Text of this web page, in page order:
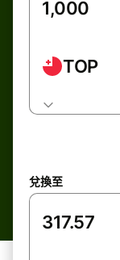
TOP
兌換至